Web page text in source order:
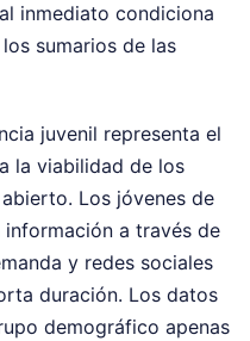
inmediato condiciona
sumarios de las
juvenil representa el
la viabilidad de los
Los jóvenes de
a través de
y redes sociales
duración. Los datos
demográfico apenas